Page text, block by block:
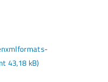
43,18 kB)